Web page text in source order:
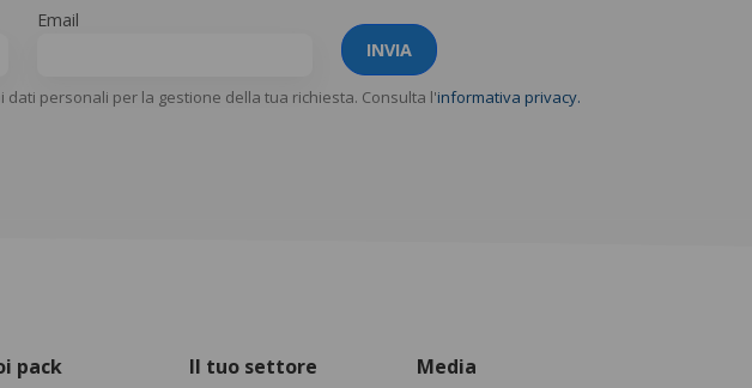
Email
INVIA
dati personali per la gestione della tua richiesta. Consulta l'informativa privacy.
pack Il tuo settore Media